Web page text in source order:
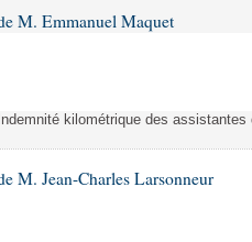
M. Emmanuel Maquet
kilométrique des
M. Jean-Charles Larsonneur